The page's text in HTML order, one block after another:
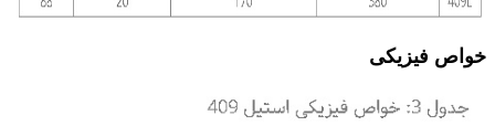
خواص فیزیکی